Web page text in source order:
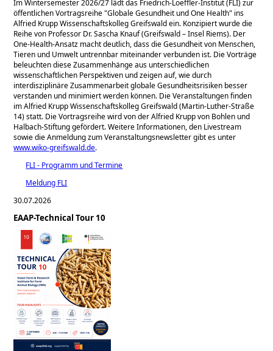
Im Wintersemester 2026/27 lädt das Friedrich-Loeffler-Institut (FLI) zur
öffentlichen Vortragsreihe Globale Gesundheit und One Health ins
Alfried Krupp Wissenschaftskolleg Greifswald ein. Konzipiert wurde die
Reihe von Professor Dr. Sascha Knauf (Greifswald – Insel Riems). Der
One-Health-Ansatz macht deutlich, dass die Gesundheit von Menschen,
Tieren und Umwelt untrennbar miteinander verbunden ist. Die Vorträge
beleuchten diese Zusammenhänge aus unterschiedlichen
wissenschaftlichen Perspektiven und zeigen auf, wie durch
interdisziplinäre Zusammenarbeit globale Gesundheitsrisiken besser
verstanden und minimiert werden können. Die Veranstaltungen finden
im Alfried Krupp Wissenschaftskolleg Greifswald (Martin-Luther-Straße
14) statt. Die Vortragsreihe wird von der Alfried Krupp von Bohlen und
Halbach-Stiftung gefördert. Weitere Informationen, den Livestream
sowie die Anmeldung zum Veranstaltungsnewsletter gibt es unter
www.wiko-greifswald.de.
FLI - Programm und Termine
Meldung FLI
30.07.2026
EAAP-Technical Tour 10